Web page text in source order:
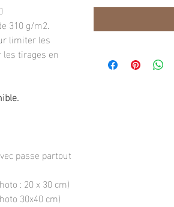
310 g/m2.
limiter les
les tirages en
passe partout
: 20 x 30 cm)
30x40 cm)